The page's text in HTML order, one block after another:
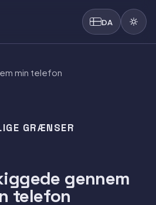
DA
min telefon
GRÆNSER
gennem
telefon